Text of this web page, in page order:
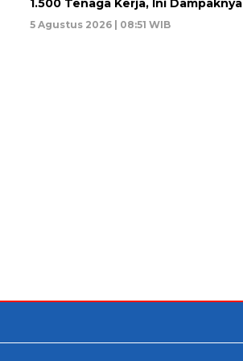
1.500 Tenaga Kerja, Ini Dampaknya
5 Agustus 2026 | 08:51 WIB